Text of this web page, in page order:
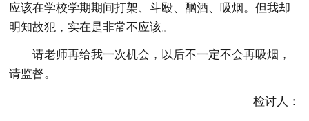
应该在学校学期期间打架、斗殴、酗酒、吸烟。但我却
明知故犯，实在是非常不应该。
请老师再给我一次机会，以后不一定不会再吸烟，
请监督。
检讨人：